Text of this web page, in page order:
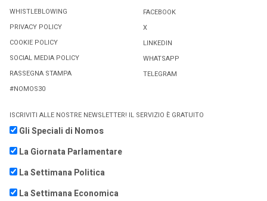
WHISTLEBLOWING
PRIVACY POLICY
COOKIE POLICY
SOCIAL MEDIA POLICY
RASSEGNA STAMPA
#NOMOS30
FACEBOOK
X
LINKEDIN
WHATSAPP
TELEGRAM
ISCRIVITI ALLE NOSTRE NEWSLETTER! IL SERVIZIO È GRATUITO
Gli Speciali di Nomos
La Giornata Parlamentare
La Settimana Politica
La Settimana Economica